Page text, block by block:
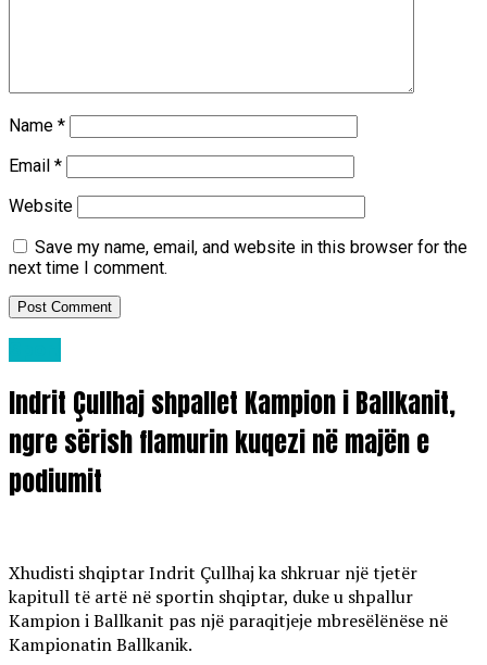
Name *
Email *
Website
Save my name, email, and website in this browser for the
next time I comment.
Indrit Çullhaj shpallet Kampion i Ballkanit,
ngre sërish flamurin kuqezi në majën e
podiumit
Xhudisti shqiptar Indrit Çullhaj ka shkruar një tjetër
kapitull të artë në sportin shqiptar, duke u shpallur
Kampion i Ballkanit pas një paraqitjeje mbresëlënëse në
Kampionatin Ballkanik.